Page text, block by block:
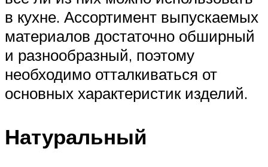
в кухне. Ассортимент выпускаемых
материалов достаточно обширный
и разнообразный, поэтому
необходимо отталкиваться от
основных характеристик изделий.
Натуральный